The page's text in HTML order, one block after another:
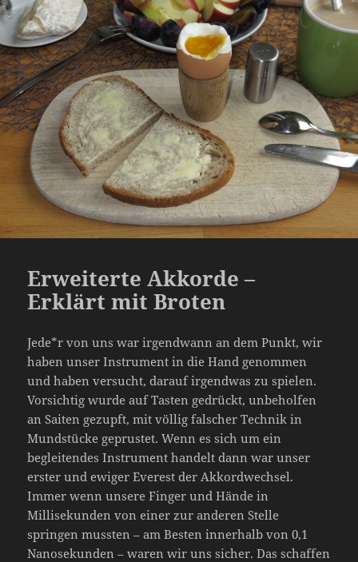
Erweiterte Akkorde –
Erklärt mit Broten
Jede*r von uns war irgendwann an dem Punkt, wir
haben unser Instrument in die Hand genommen
und haben versucht, darauf irgendwas zu spielen.
Vorsichtig wurde auf Tasten gedrückt, unbeholfen
an Saiten gezupft, mit völlig falscher Technik in
Mundstücke geprustet. Wenn es sich um ein
begleitendes Instrument handelt dann war unser
erster und ewiger Everest der Akkordwechsel.
Immer wenn unsere Finger und Hände in
Millisekunden von einer zur anderen Stelle
springen mussten – am Besten innerhalb von 0,1
Nanosekunden – waren wir uns sicher. Das schaffen